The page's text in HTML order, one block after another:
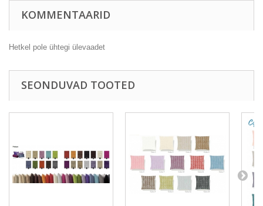
KOMMENTAARID
Hetkel pole ühtegi ülevaadet
SEONDUVAD TOOTED